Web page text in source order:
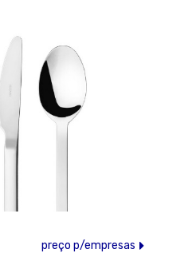
preço p/empresas